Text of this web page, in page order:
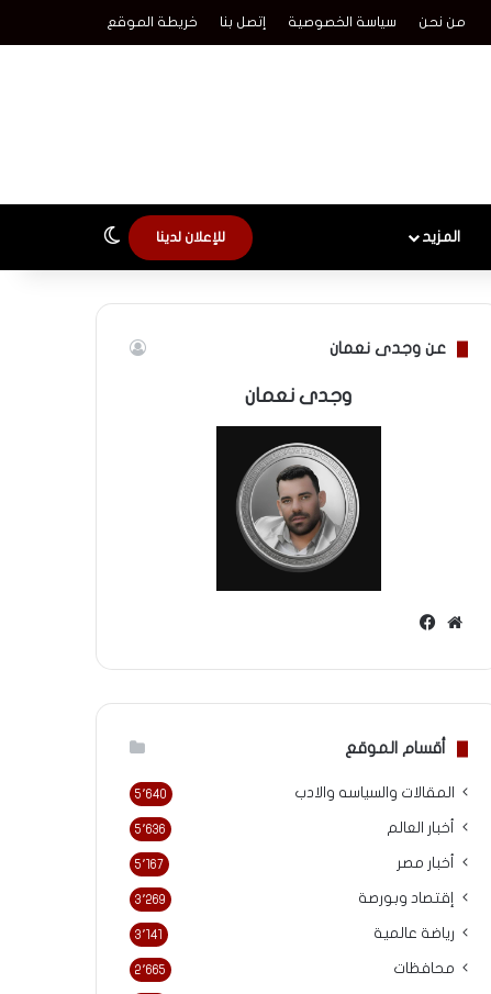
من نحن سياسة الخصوصية إتصل بنا خريطة الموقع
المزيد للإعلان لدينا الوضع المظلم
عن وجدى نعمان
وجدى نعمان
موقع
أقسام الموقع
المقالات والسياسه والادب 5٬640
أخبار العالم 5٬636
أخبار مصر 5٬167
إقتصاد وبورصة 3٬269
رياضة عالمية 3٬141
محافظات 2٬665